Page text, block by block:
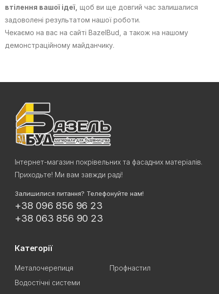
втілення вашої ідеї, щоб ви ще довгий час залишалися
задоволені результатом нашої роботи.
Чекаємо на вас на сайті BazelBud, а також на нашому
демонстраційному майданчику.
Інтернет-магазин покрівельних та фасадних матеріалів.
Приходьте! Ми вам завжди раді!
Залишилися питання? Телефонуйте нам!
+38 096 856 96 23
+38 063 856 90 23
Категорії
Металочерепиця
Профнастил
Водостічні системи